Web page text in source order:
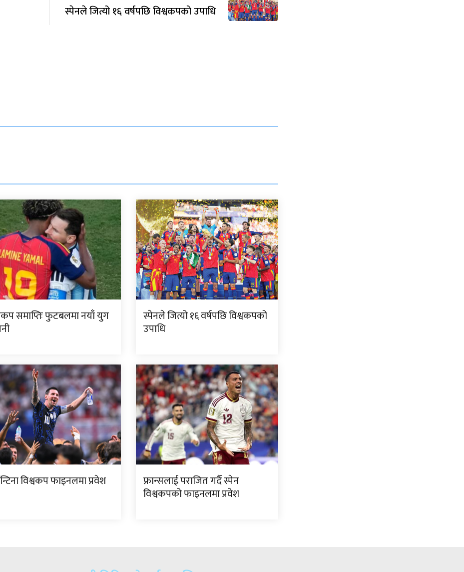
स्पेनले जित्यो १६ वर्षपछि विश्वकपको उपाधि
समाप्तिः फुटबलमा नयाँ युग स्पेनले जित्यो १६ वर्षपछि विश्वकपको
उपाधि
विश्वकप फाइनलमा प्रवेश फ्रान्सलाई पराजित गर्दै स्पेन
विश्वकपको फाइनलमा प्रवेश